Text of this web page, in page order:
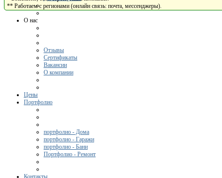
О нас
Отзывы
Сертификаты
Вакансии
О компании
Цены
Портфолио
портфолио - Дома
портфолио - Гаражи
портфолио - Бани
Портфолио - Ремонт
Контакты
** Работаем с регионами (онлайн связь: почта, мессенджеры).